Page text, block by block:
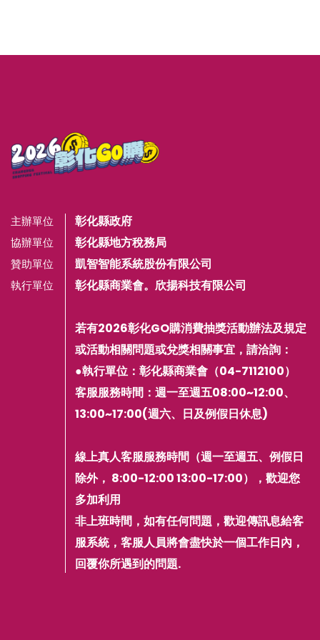
主辦單位 彰化縣政府
協辦單位 彰化縣地方稅務局
贊助單位 凱智智能系統股份有限公司
執行單位 彰化縣商業會。欣揚科技有限公司
若有2026彰化GO購消費抽獎活動辦法及規定
或活動相關問題或兌獎相關事宜，請洽詢：
●執行單位：彰化縣商業會（04-7112100）
客服服務時間：週一至週五08:00~12:00、
13:00~17:00(週六、日及例假日休息)
線上真人客服服務時間（週一至週五、例假日
除外， 8:00-12:00 13:00-17:00），歡迎您
多加利用
非上班時間，如有任何問題，歡迎傳訊息給客
服系統，客服人員將會盡快於一個工作日內，
回覆你所遇到的問題.